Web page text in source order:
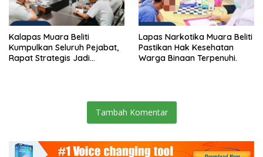
Kalapas Muara Beliti
Kumpulkan Seluruh Pejabat,
Rapat Strategis Jadi
Lapas Narkotika Muara Beliti
Pastikan Hak Kesehatan
Warga Binaan Terpenuhi.
Tambah Komentar